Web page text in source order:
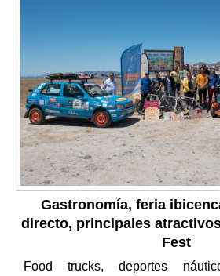
Gastronomía, feria
directo, principales
Fest
Food trucks, deportes